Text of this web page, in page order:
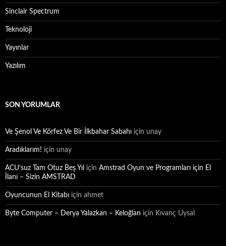
Sinclair Spectrum
Teknoloji
Yayınlar
Yazılım
SON YORUMLAR
Ve Şenol Ve Körfez Ve Bir İlkbahar Sabahı için unay
Aradıklarım! için unay
ACU’suz Tam Otuz Beş Yıl için Amstrad Oyun ve Programları için El
İlanı – Sizin AMSTRAD
Oyuncunun El Kitabı için ahmet
Byte Computer – Derya Yalazkan – Keloğlan için Kıvanç Uysal